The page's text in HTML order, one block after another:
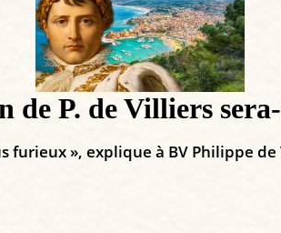
P. de Villiers
», explique à BV Philippe de